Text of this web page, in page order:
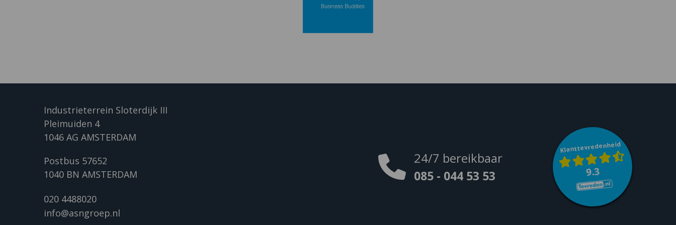
Industrieterrein Sloterdijk III
Pleimuiden 4
1046 AG AMSTERDAM
Postbus 57652
1040 BN AMSTERDAM
020 4488020
info@asngroep.nl
24/7 bereikbaar
085 - 044 53 53
Klanttevredenheid
9.3